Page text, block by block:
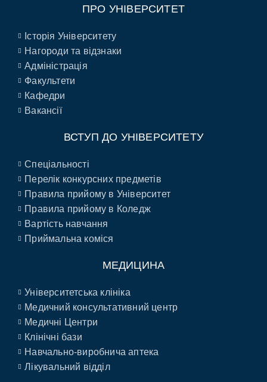
ПРО УНІВЕРСИТЕТ
Історія Університету
Нагороди та відзнаки
Адміністрація
Факультети
Кафедри
Вакансії
ВСТУП ДО УНІВЕРСИТЕТУ
Спеціальності
Перелік конкурсних предметів
Правила прийому в Університет
Правила прийому в Коледж
Вартість навчання
Приймальна коміся
МЕДИЦИНА
Університетська клініка
Медичний консультативний центр
Медичні Центри
Клінічні бази
Навчально-виробнича аптека
Лікувальний відділ